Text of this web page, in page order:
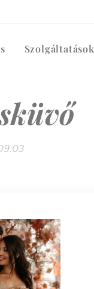
Szolgáltatások